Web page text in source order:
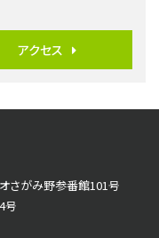
歩17分
万円
…
アクセス
さがみ野参番館101号
号